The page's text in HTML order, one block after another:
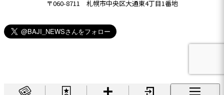
〒060-8711 札幌市中央区大通東4丁目1番地